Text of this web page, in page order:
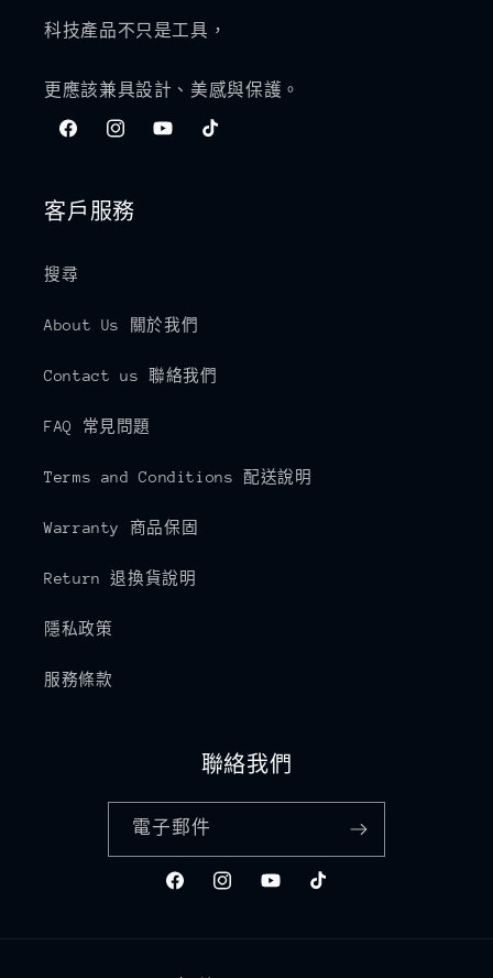
科技產品不只是工具，
更應該兼具設計、美感與保護。
FacebookInstagramYouTubeTikTok
客戶服務
搜尋
About Us 關於我們
Contact us 聯絡我們
FAQ 常見問題
Terms and Conditions 配送說明
Warranty 商品保固
Return 退換貨說明
隱私政策
服務條款
聯絡我們
電子郵件
FacebookInstagramYouTubeTikTok